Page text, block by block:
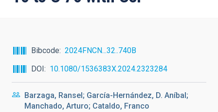
Bibcode
2024FNCN...32..740B
DOI
10.1080/1536383X.2024.2323284
Barzaga, Ransel; García-Hernández, D. Aníbal;
Manchado, Arturo; Cataldo, Franco